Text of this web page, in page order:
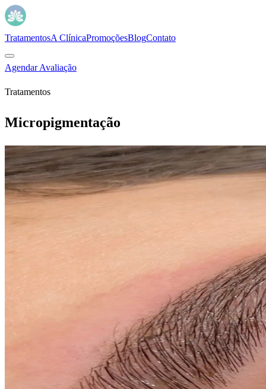
TratamentosA ClínicaPromoçõesBlogContato
Agendar Avaliação
Tratamentos
Micropigmentação